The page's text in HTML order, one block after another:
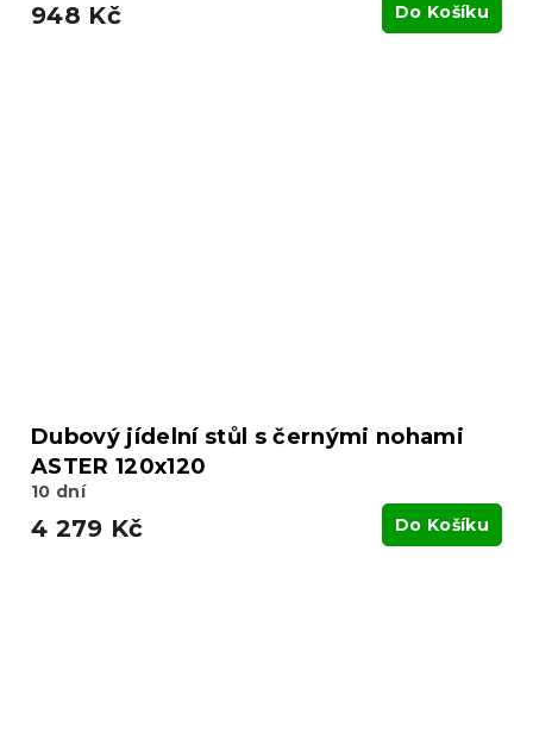
948 Kč Do Košíku
Dubový jídelní stůl s černými nohami
ASTER 120x120
10 dní
4 279 Kč Do Košíku